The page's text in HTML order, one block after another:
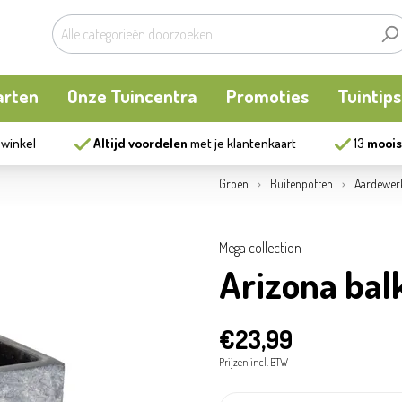
Onze Tuincentra Promoties Tuintips
Tuininrichting
Bestrijding
Homewear
Altijd voordelen met je klantenkaart 13
Groen Buitenpotten
Mega collection
Arizona
€23,99
Prijzen incl. BTW